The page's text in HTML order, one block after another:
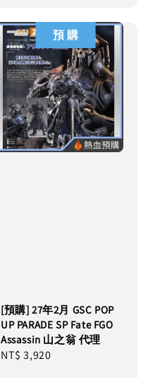
預 購
[預購] 27年2月 GSC POP
UP PARADE SP Fate FGO
Assassin 山之翁 代理
Regular
NT$ 3,920